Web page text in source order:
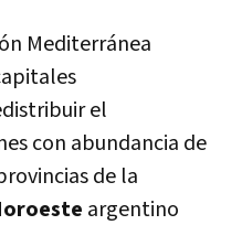
Mediterránea
el
con abundancia de
de la
argentino